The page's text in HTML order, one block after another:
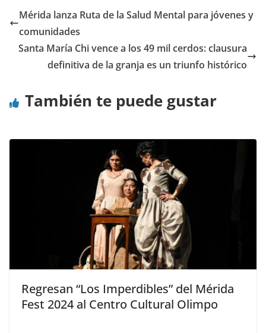
Mérida lanza Ruta de la Salud Mental para jóvenes y
comunidades
Santa María Chi vence a los 49 mil cerdos: clausura
definitiva de la granja es un triunfo histórico
También te puede gustar
Regresan “Los Imperdibles” del Mérida
Fest 2024 al Centro Cultural Olimpo